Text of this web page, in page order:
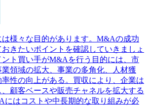
様々な目的があります。M&Aの成功
きたいポイントを確認していきましょ
ント買い手がM&Aを行う目的には、市
領域の拡大、事業の多角化、人材獲
性の向上がある。買収により、企業は
顧客ベースや販売チャネルを拡大する
にはコストや中長期的な取り組みが必